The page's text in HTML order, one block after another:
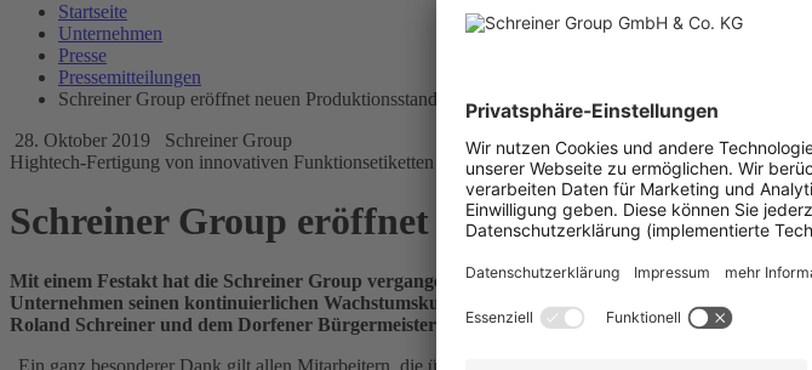
Startseite
Unternehmen
Presse
Pressemitteilungen
Schreiner Group eröffnet neuen Produktionsstandort
28. Oktober 2019
Schreiner Group
Hightech-Fertigung von innovativen Funktionsetiketten in Dorfen
Schreiner Group eröffnet neuen
Mit einem Festakt hat die Schreiner Group vergangenen Freitag ihren neuen
Unternehmen seinen kontinuierlichen Wachstumskurs fort. Zahlreiche Gäste und Mitarbeiter
Roland Schreiner und dem Dorfener Bürgermeister Heinz Grundner den Startschuss für die
„Ein ganz besonderer Dank gilt allen Mitarbeitern, die über viele Monate hinweg dafür gesorgt haben,